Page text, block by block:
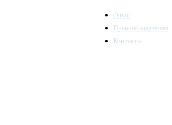
О нас
Правообладателям
Контакты